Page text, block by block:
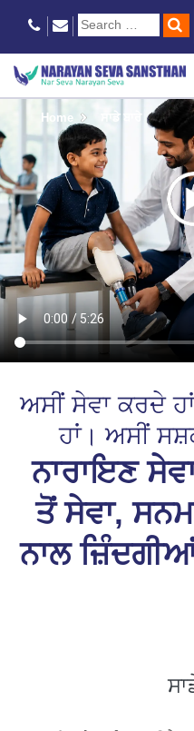
Home ਸਾਡੇ ਬਾਰੇ
ਅਸੀਂ ਸੇਵਾ ਕਰਦੇ
ਹਾਂ। ਅਸੀਂ
ਨਾਰਾਇਣ
ਤੋਂ ਸੇਵਾ,
ਨਾਲ